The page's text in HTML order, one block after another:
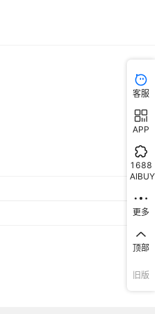
客服
APP
1688
AIBUY
更多
顶部
旧版